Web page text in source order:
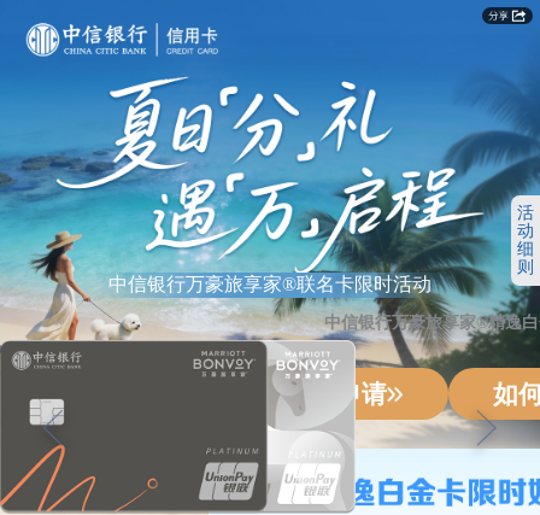
活
动
细
则
中信银行万豪旅享家®联名卡限时活动
中信银行万豪旅享家®精逸
立即申请 如